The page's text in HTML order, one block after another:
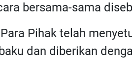
bersama-sama
Pihak telah
dan diberikan